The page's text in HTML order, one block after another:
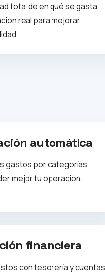
total de en qué se gasta
real para mejorar
automática
gastos por categorías
mejor tu operación.
financiera
con tesorería y cuentas